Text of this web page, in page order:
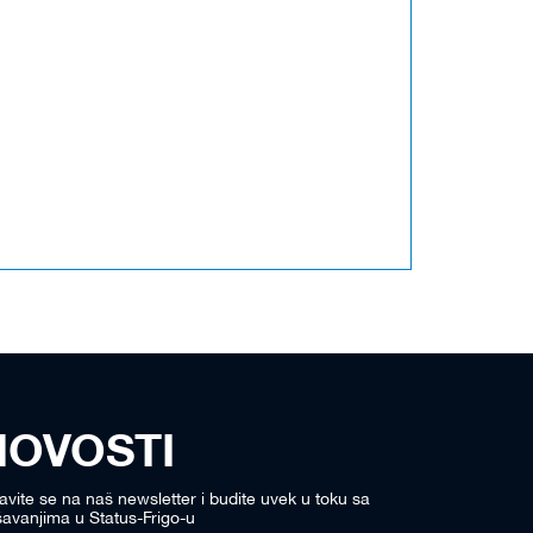
se na naš newsletter i budite uvek u toku sa
u Status-Frigo-u